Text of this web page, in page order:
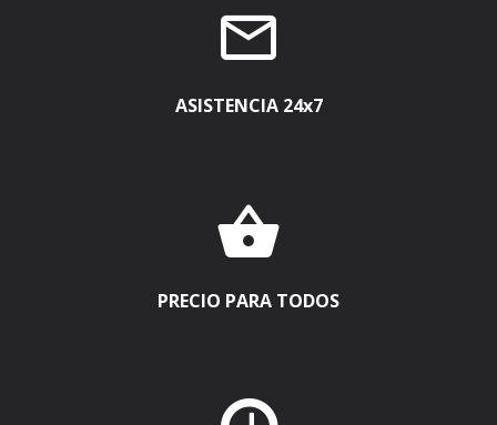

ASISTENCIA 24x7

PRECIO PARA TODOS